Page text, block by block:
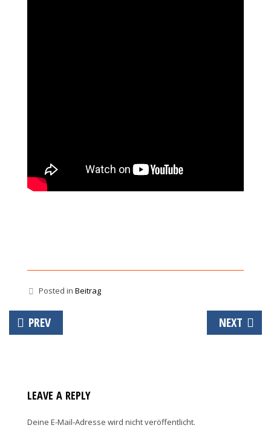
Posted in Beitrag
Beitrags-
Navigation
PREV NEXT
LEAVE A REPLY
Deine E-Mail-Adresse wird nicht veröffentlicht.